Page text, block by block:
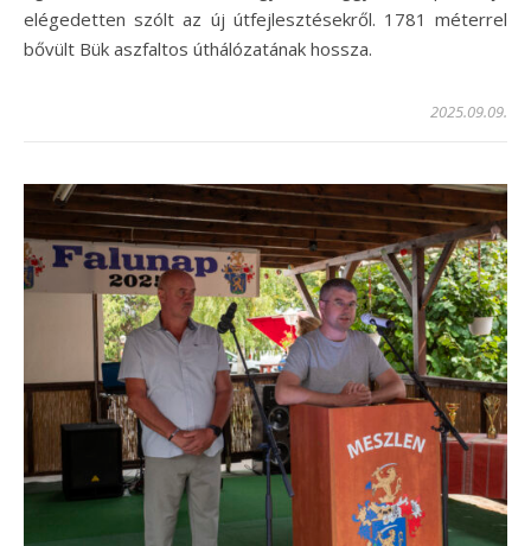
elégedetten szólt az új útfejlesztésekről. 1781 méterrel
bővült Bük aszfaltos úthálózatának hossza.
2025.09.09.